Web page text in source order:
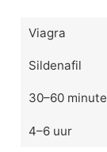
Viagra
Sildenafil
30–60
4–6 uur